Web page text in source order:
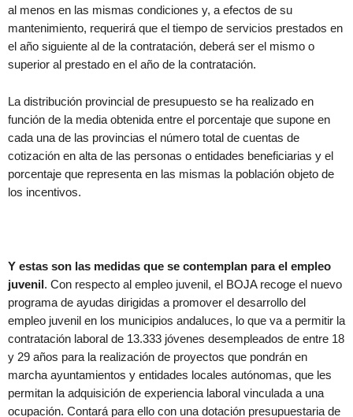
al menos en las mismas condiciones y, a efectos de su
mantenimiento, requerirá que el tiempo de servicios prestados en
el año siguiente al de la contratación, deberá ser el mismo o
superior al prestado en el año de la contratación.
La distribución provincial de presupuesto se ha realizado en
función de la media obtenida entre el porcentaje que supone en
cada una de las provincias el número total de cuentas de
cotización en alta de las personas o entidades beneficiarias y el
porcentaje que representa en las mismas la población objeto de
los incentivos.
Y estas son las medidas que se contemplan para el empleo
juvenil. Con respecto al empleo juvenil, el BOJA recoge el nuevo
programa de ayudas dirigidas a promover el desarrollo del
empleo juvenil en los municipios andaluces, lo que va a permitir la
contratación laboral de 13.333 jóvenes desempleados de entre 18
y 29 años para la realización de proyectos que pondrán en
marcha ayuntamientos y entidades locales autónomas, que les
permitan la adquisición de experiencia laboral vinculada a una
ocupación. Contará para ello con una dotación presupuestaria de